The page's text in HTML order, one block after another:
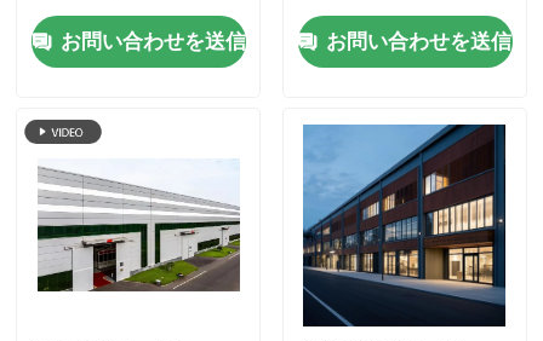
building and
Warehouse with
Large-span Plants
Design for
お問い合わせを送信 お問い合わせを送信